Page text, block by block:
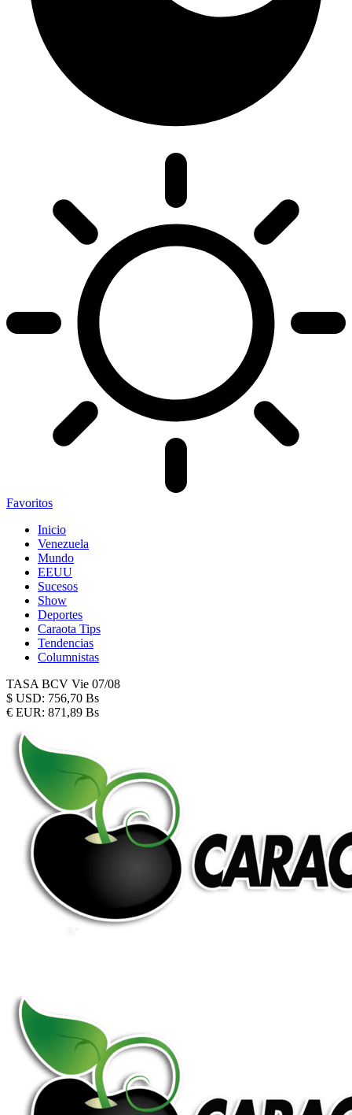
Favoritos
Inicio
Venezuela
Mundo
EEUU
Sucesos
Show
Deportes
Caraota Tips
Tendencias
Columnistas
TASA BCV Vie 07/08
$ USD: 756,70 Bs
€ EUR: 871,89 Bs